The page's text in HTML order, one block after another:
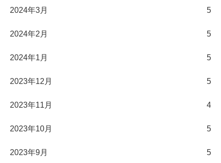
2024年3月 5
2024年2月 5
2024年1月 5
2023年12月 5
2023年11月 4
2023年10月 5
2023年9月 5